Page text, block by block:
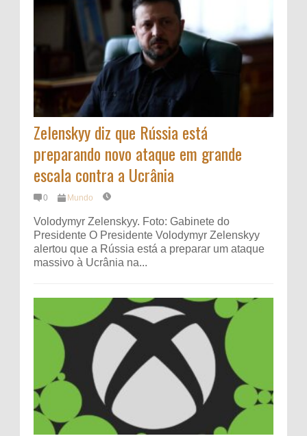
Zelenskyy diz que Rússia está
preparando novo ataque em grande
escala contra a Ucrânia
0 Mundo
Volodymyr Zelenskyy. Foto: Gabinete do
Presidente O Presidente Volodymyr Zelenskyy
alertou que a Rússia está a preparar um ataque
massivo à Ucrânia na...